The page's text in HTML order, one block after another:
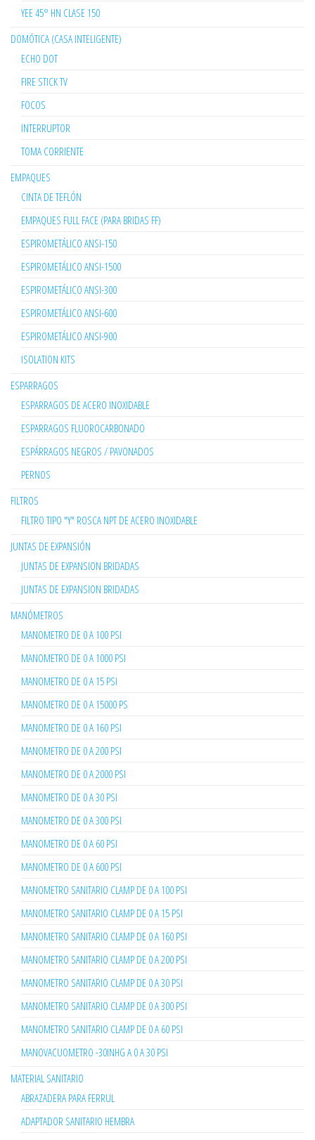
YEE 45° HN CLASE 150
DOMÓTICA (CASA INTELIGENTE)
ECHO DOT
FIRE STICK TV
FOCOS
INTERRUPTOR
TOMA CORRIENTE
EMPAQUES
CINTA DE TEFLÓN
EMPAQUES FULL FACE (PARA BRIDAS FF)
ESPIROMETÁLICO ANSI-150
ESPIROMETÁLICO ANSI-1500
ESPIROMETÁLICO ANSI-300
ESPIROMETÁLICO ANSI-600
ESPIROMETÁLICO ANSI-900
ISOLATION KITS
ESPARRAGOS
ESPARRAGOS DE ACERO INOXIDABLE
ESPARRAGOS FLUOROCARBONADO
ESPÁRRAGOS NEGROS / PAVONADOS
PERNOS
FILTROS
FILTRO TIPO "Y" ROSCA NPT DE ACERO INOXIDABLE
JUNTAS DE EXPANSIÓN
JUNTAS DE EXPANSION BRIDADAS
JUNTAS DE EXPANSION BRIDADAS
MANÓMETROS
MANOMETRO DE 0 A 100 PSI
MANOMETRO DE 0 A 1000 PSI
MANOMETRO DE 0 A 15 PSI
MANOMETRO DE 0 A 15000 PS
MANOMETRO DE 0 A 160 PSI
MANOMETRO DE 0 A 200 PSI
MANOMETRO DE 0 A 2000 PSI
MANOMETRO DE 0 A 30 PSI
MANOMETRO DE 0 A 300 PSI
MANOMETRO DE 0 A 60 PSI
MANOMETRO DE 0 A 600 PSI
MANOMETRO SANITARIO CLAMP DE 0 A 100 PSI
MANOMETRO SANITARIO CLAMP DE 0 A 15 PSI
MANOMETRO SANITARIO CLAMP DE 0 A 160 PSI
MANOMETRO SANITARIO CLAMP DE 0 A 200 PSI
MANOMETRO SANITARIO CLAMP DE 0 A 30 PSI
MANOMETRO SANITARIO CLAMP DE 0 A 300 PSI
MANOMETRO SANITARIO CLAMP DE 0 A 60 PSI
MANOVACUOMETRO -30INHG A 0 A 30 PSI
MATERIAL SANITARIO
ABRAZADERA PARA FERRUL
ADAPTADOR SANITARIO HEMBRA